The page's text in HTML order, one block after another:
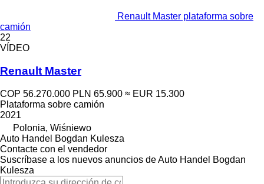
Renault Master plataforma sobre
camión
22
VÍDEO
Renault Master
COP 56.270.000 PLN 65.900 ≈ EUR 15.300
Plataforma sobre camión
2021
Polonia, Wiśniewo
Auto Handel Bogdan Kulesza
Contacte con el vendedor
Suscríbase a los nuevos anuncios de Auto Handel Bogdan
Kulesza